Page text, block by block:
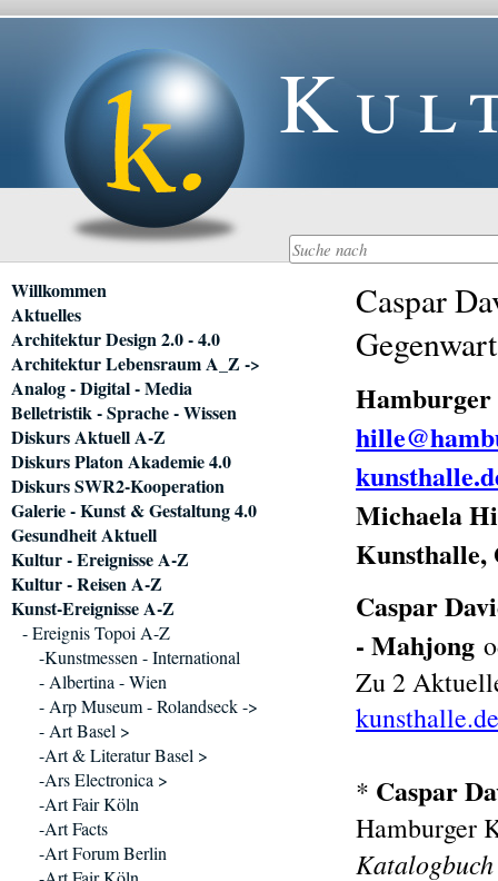
Caspar
Hamburger
Michaela
Kunsthalle,
Caspar
- Mahjong
Zu 2
kunsthalle.de
* Caspar
Hamburger
Katalogbuch
Navigation
überspringen
Willkommen
Aktuelles
Architektur Design 2.0 - 4.0
Architektur Lebensraum A_Z ->
Analog - Digital - Media
Belletristik - Sprache - Wissen
Diskurs Aktuell A-Z
Diskurs Platon Akademie 4.0
Diskurs SWR2-Kooperation
Galerie - Kunst & Gestaltung 4.0
Gesundheit Aktuell
Kultur - Ereignisse A-Z
Kultur - Reisen A-Z
Kunst-Ereignisse A-Z
- Ereignis Topoi A-Z
-Kunstmessen - International
- Albertina - Wien
- Arp Museum - Rolandseck ->
- Art Basel >
-Art & Literatur Basel >
-Ars Electronica >
-Art Fair Köln
-Art Facts
-Art Forum Berlin